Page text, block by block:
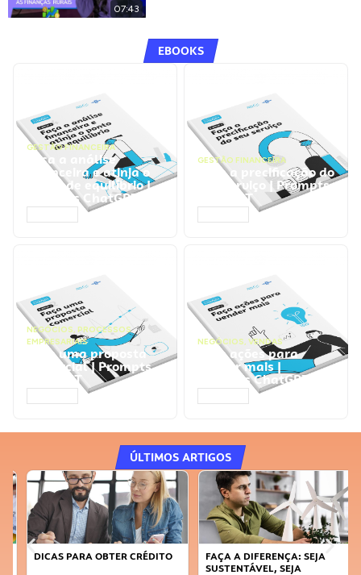
07:43
EBOOKS
GESTÃO FINANCEIRA
Faça a análise
financeira e atinja o
ponto de equilíbrio |
Prompts ChatGPT
GESTÃO FINANCEIRA
Faça a precificação do
seu serviço | Prompts
ChatGPT
NEGÓCIOS, PROCESSOS
EMPRESARIAIS
Faça uma proposta
comercial | Prompts
ChatGPT
NEGÓCIOS, VENDAS
Faça ações para
vender mais |
Prompts ChatGPT
ÚLTIMOS ARTIGOS
DICAS PARA OBTER CRÉDITO
FAÇA A DIFERENÇA: SEJA
SUSTENTÁVEL, SEJA